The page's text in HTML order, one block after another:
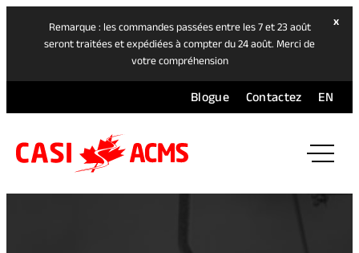
Remarque : les commandes passées entre les 7 et 23 août
seront traitées et expédiées à compter du 24 août. Merci de
votre compréhension
xhide
Blogue Contactez EN